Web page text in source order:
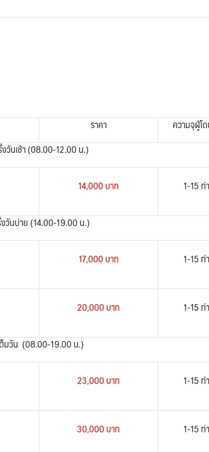
ราคา
ความจุผู้โ
วันเช้า (08.00-12.00 น.)
14,000 บาท 1-15 ท่
วันบ่าย (14.00-19.00 น.)
17,000 บาท 1-15 ท่
20,000 บาท 1-15 ท่
ต็มวัน (08.00-19.00 น.)
23,000 บาท 1-15 ท่
30,000 บาท 1-15 ท่